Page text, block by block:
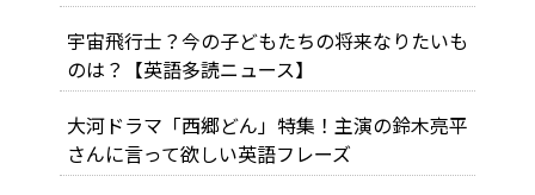
宇宙飛行士？今の子どもたちの将来なりたいも
のは？【英語多読ニュース】
大河ドラマ「西郷どん」特集！主演の鈴木亮平
さんに言って欲しい英語フレーズ